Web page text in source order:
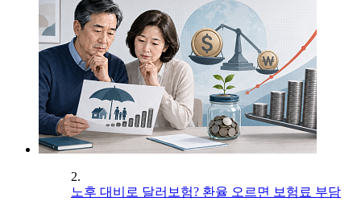
2.
노후 대비로 달러보험? 환율 오르면 보험료 부담